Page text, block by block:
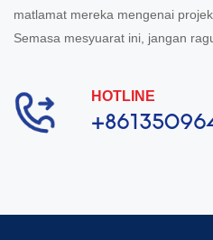
matlamat mereka mengenai
Semasa mesyuarat ini, jangan
HOTLINE